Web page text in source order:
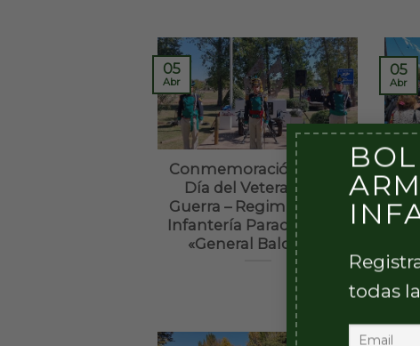
todas
Conmemoración por el
Día del Veterano de
Guerra – Regimiento de
Infantería Paracaidista 2
«General Balcarce»
05
Abr
05
Abr